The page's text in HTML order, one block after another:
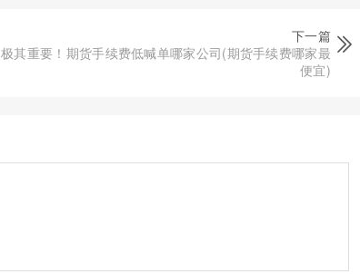
下一篇
极其重要！期货手续费低喊单哪家公司(期货手续费哪家最
便宜)